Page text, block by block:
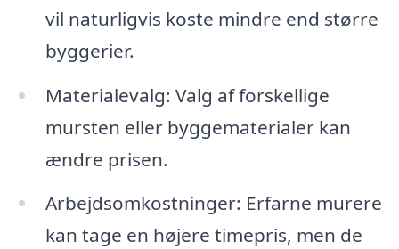
vil naturligvis koste mindre end større
byggerier.
Materialevalg: Valg af forskellige
mursten eller byggematerialer kan
ændre prisen.
Arbejdsomkostninger: Erfarne murere
kan tage en højere timepris, men de